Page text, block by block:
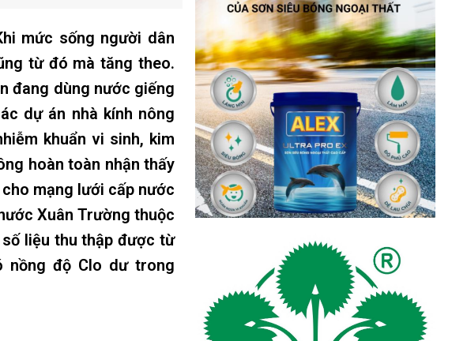
mức sống người dân
từ đó mà tăng theo.
đang dùng nước giếng
dự án nhà kính nông
khuẩn vi sinh, kim
hoàn toàn nhận thấy
mạng lưới cấp nước
Xuân Trường thuộc
liệu thu thập được từ
nồng độ Clo dư trong